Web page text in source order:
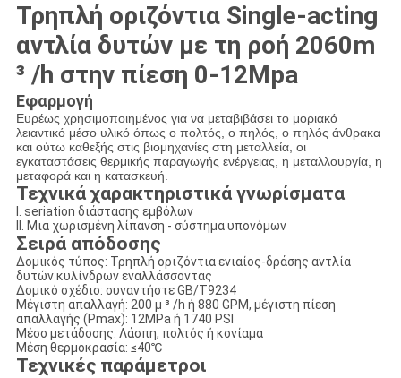
Τρηπλή οριζόντια Single-acting
αντλία δυτών με τη ροή 2060m
³ /h στην πίεση 0-12Mpa
Εφαρμογή
Ευρέως χρησιμοποιημένος για να μεταβιβάσει το μοριακό
λειαντικό μέσο υλικό όπως ο πολτός, ο πηλός, ο πηλός άνθρακα
και ούτω καθεξής στις βιομηχανίες στη μεταλλεία, οι
εγκαταστάσεις θερμικής παραγωγής ενέργειας, η μεταλλουργία, η
μεταφορά και η κατασκευή.
Τεχνικά χαρακτηριστικά γνωρίσματα
Ι. seriation διάστασης εμβόλων
ΙΙ. Μια χωρισμένη λίπανση - σύστημα υπονόμων
Σειρά απόδοσης
Δομικός τύπος: Τρηπλή οριζόντια ενιαίος-δράσης αντλία
δυτών κυλίνδρων εναλλάσσοντας
Δομικό σχέδιο: συναντήστε GB/T9234
Μέγιστη απαλλαγή: 200 μ ³ /h ή 880 GPM, μέγιστη πίεση
απαλλαγής (Pmax): 12MPa ή 1740 PSI
Μέσο μετάδοσης: Λάσπη, πολτός ή κονίαμα
Μέση θερμοκρασία: ≤40℃
Τεχνικές παράμετροι